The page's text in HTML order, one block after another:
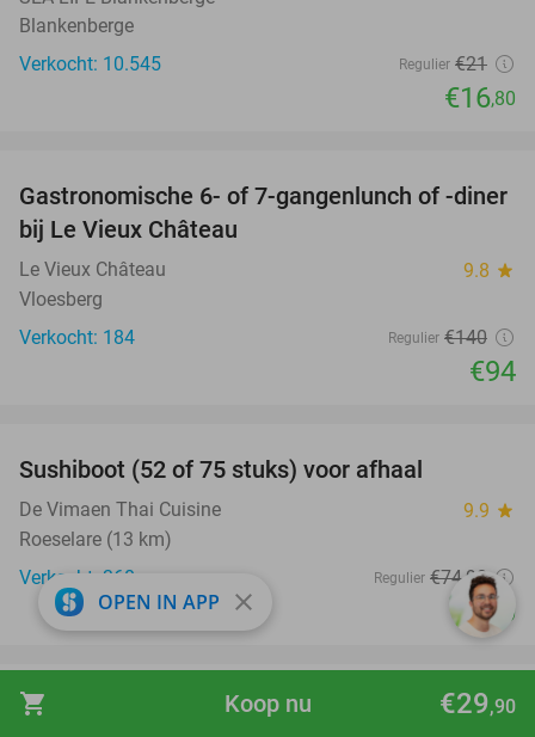
shopping_cart €29,90
Koop nu
Blankenberge
Verkocht: 10.545
Regulier €21
€16,80
33%
Gastronomische 6- of 7-gangenlunch of -diner
bij Le Vieux Château
Le Vieux Château 9.8 star
Vloesberg
Verkocht: 184
Regulier €140
€94
Sushiboot (52 of 75 stuks) voor afhaal
De Vimaen Thai Cuisine 9.9 star
Roeselare (13 km)
Verkocht: 360
Regulier €74 ,90
€40
31%
Japanse massage naar keuze (30 of 45 min) +
OPEN IN APP close